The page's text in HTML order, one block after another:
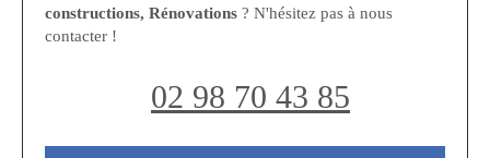
constructions, Rénovations ? N'hésitez pas à nous
contacter !
02 98 70 43 85